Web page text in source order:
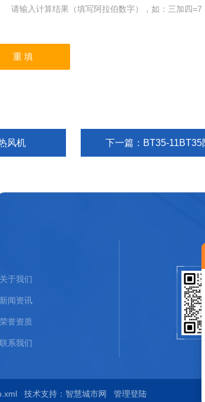
请输入计算结果（填写阿拉伯数字），如：三加四=7
风机 下一篇： BT35-
关于我们
新闻资讯
荣誉资质
联系我们
技术支持： 智慧城市网 管理登陆